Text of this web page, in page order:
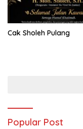
Cak Sholeh Pulang
Popular Post